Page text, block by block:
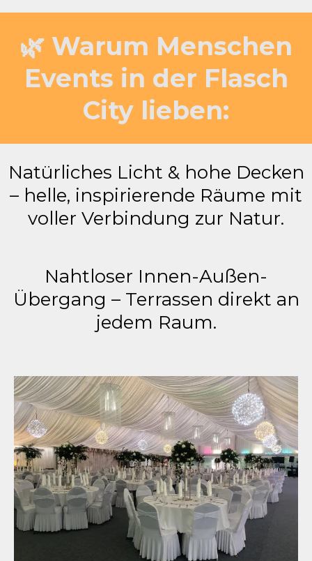
🌿 Warum Menschen
Events in der Flasch
City lieben:
Natürliches Licht & hohe Decken
– helle, inspirierende Räume mit
voller Verbindung zur Natur.
Nahtloser Innen-Außen-
Übergang – Terrassen direkt an
jedem Raum.